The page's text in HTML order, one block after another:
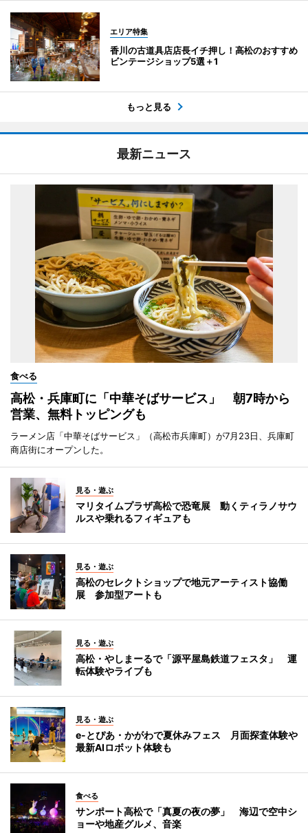
エリア特集
香川の古道具店店長イチ押し！高松のおすすめ
ビンテージショップ5選＋1
もっと見る
最新ニュース
食べる
高松・兵庫町に「中華そばサービス」 朝7時から
営業、無料トッピングも
ラーメン店「中華そばサービス」（高松市兵庫町）が7月23日、兵庫町
商店街にオープンした。
見る・遊ぶ
マリタイムプラザ高松で恐竜展 動くティラノサウ
ルスや乗れるフィギュアも
見る・遊ぶ
高松のセレクトショップで地元アーティスト協働
展 参加型アートも
見る・遊ぶ
高松・やしまーるで「源平屋島鉄道フェスタ」 運
転体験やライブも
見る・遊ぶ
e-とぴあ・かがわで夏休みフェス 月面探査体験や
最新AIロボット体験も
食べる
サンポート高松で「真夏の夜の夢」 海辺で空中シ
ョーや地産グルメ、音楽